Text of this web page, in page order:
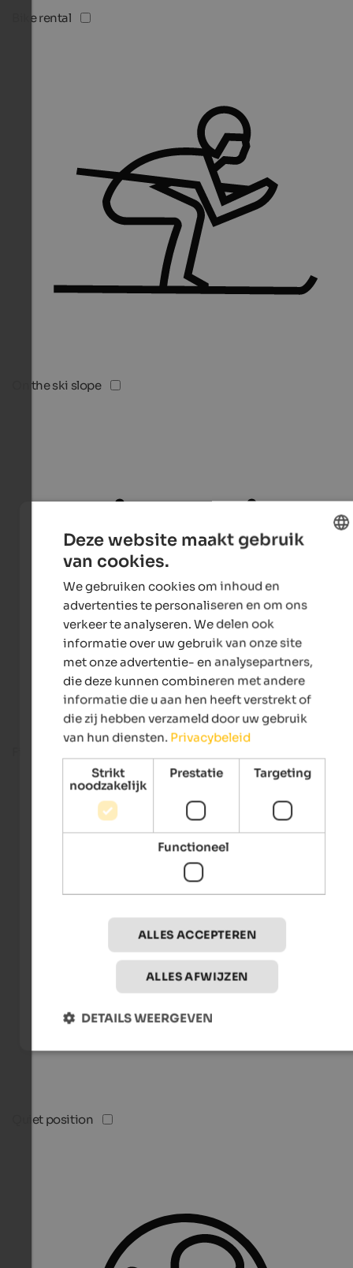
Bike rental
On the ski slope
Quiet position
Deze website maakt gebruik
van cookies.
We gebruiken cookies om inhoud en
advertenties te personaliseren en om ons
verkeer te analyseren. We delen ook
informatie over uw gebruik van onze site
met onze advertentie- en analysepartners,
die deze kunnen combineren met andere
informatie die u aan hen heeft verstrekt of
die zij hebben verzameld door uw gebruik
van hun diensten. Privacybeleid
Strikt
noodzakelijk
Prestatie Targeting
Functioneel
ALLES ACCEPTEREN
ALLES AFWIJZEN
DETAILS WEERGEVEN